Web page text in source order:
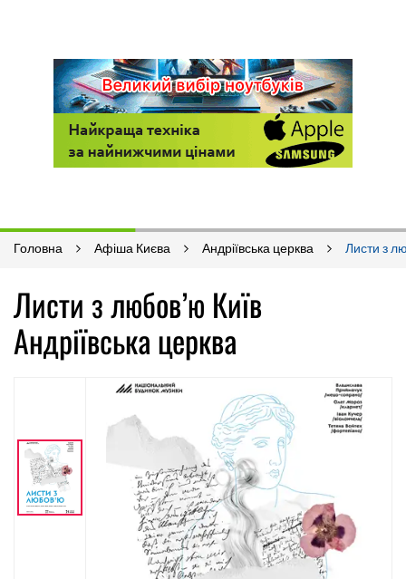
Головна Афіша Києва Андріївська церква Листи з
Листи з любов’ю Київ
Андріївська церква